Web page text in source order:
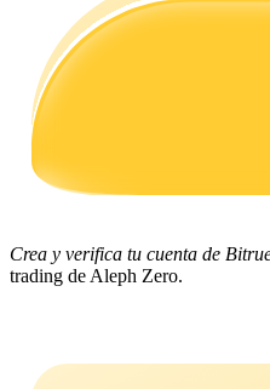
Estrategias comerciales
Aprenda cómo mantenerse
Earn
Crea y verifica tu cuenta de
trading de Aleph Zero.